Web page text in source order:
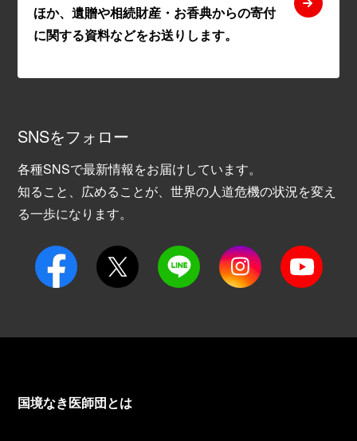
ほか、遺贈や相続財産・お香典からの寄付
に関する資料などをお送りします。
SNSをフォロー
各種SNSで最新情報をお届けしています。
知ること、広めることが、世界の人道危機の状況を変え
る一歩になります。
国境なき医師団とは